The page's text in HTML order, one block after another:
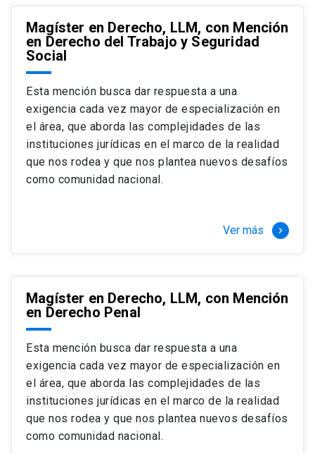
Magíster en Derecho, LLM, con Mención
en Derecho del Trabajo y Seguridad
Social
Esta mención busca dar respuesta a una
exigencia cada vez mayor de especialización en
el área, que aborda las complejidades de las
instituciones jurídicas en el marco de la realidad
que nos rodea y que nos plantea nuevos desafíos
como comunidad nacional.
Ver más keyboard_arrow_right
Magíster en Derecho, LLM, con Mención
en Derecho Penal
Esta mención busca dar respuesta a una
exigencia cada vez mayor de especialización en
el área, que aborda las complejidades de las
instituciones jurídicas en el marco de la realidad
que nos rodea y que nos plantea nuevos desafíos
como comunidad nacional.